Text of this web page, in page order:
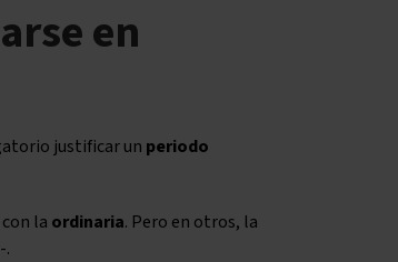
en
justificar un periodo
la ordinaria. Pero en otros, la
.